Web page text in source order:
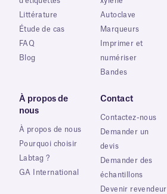
Littérature
Étude de cas
FAQ
Blog
Autoclave
Marqueurs
Imprimer et
numériser
Bandes
À propos de
nous
À propos de nous
Pourquoi choisir
Labtag ?
GA International
Contact
Contactez-nous
Demander un
devis
Demander des
échantillons
Devenir revendeur